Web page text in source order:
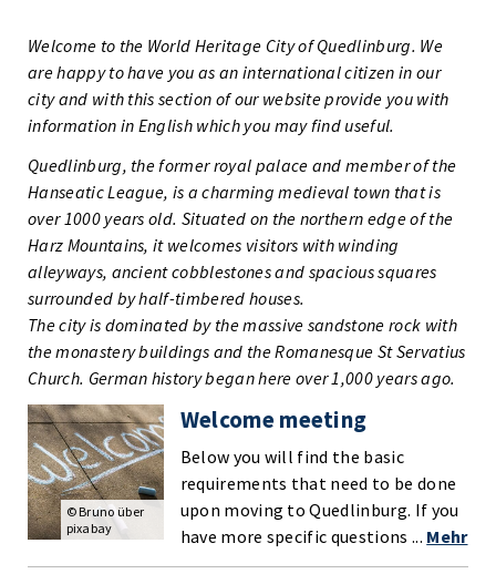
Welcome to the World Heritage City of Quedlinburg. We
are happy to have you as an international citizen in our
city and with this section of our website provide you with
information in English which you may find useful.
Quedlinburg, the former royal palace and member of the
Hanseatic League, is a charming medieval town that is
over 1000 years old. Situated on the northern edge of the
Harz Mountains, it welcomes visitors with winding
alleyways, ancient cobblestones and spacious squares
surrounded by half-timbered houses.
The city is dominated by the massive sandstone rock with
the monastery buildings and the Romanesque St Servatius
Church. German history began here over 1,000 years ago.
Welcome meeting
Below you will find the basic
requirements that need to be done
upon moving to Quedlinburg. If you
have more specific questions ... Mehr
© Bruno über
pixabay